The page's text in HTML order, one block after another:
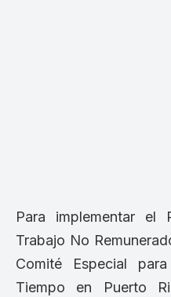
Para implementar el
Trabajo No
Comité Especial
Tiempo en Puerto